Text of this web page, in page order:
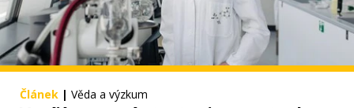
Článek | Věda a výzkum